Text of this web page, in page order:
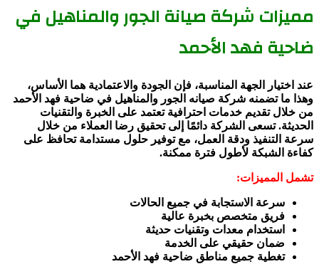
مميزات شركة صيانة الجور والمناهيل في
ضاحية فهد الأحمد
عند اختيار الجهة المناسبة، فإن الجودة والاعتمادية هما الأساس،
وهذا ما تضمنه شركة صيانه الجور والمناهيل في ضاحية فهد الأحمد
من خلال تقديم خدمات احترافية تعتمد على الخبرة والتقنيات
الحديثة. تسعى الشركة دائمًا إلى تحقيق رضا العملاء من خلال
سرعة التنفيذ ودقة العمل، مع توفير حلول مستدامة تحافظ على
كفاءة الشبكة لأطول فترة ممكنة.
تشمل المميزات:
سرعة الاستجابة في جميع الحالات
فريق متخصص بخبرة عالية
استخدام معدات وتقنيات حديثة
ضمان حقيقي على الخدمة
تغطية جميع مناطق ضاحية فهد الأحمد